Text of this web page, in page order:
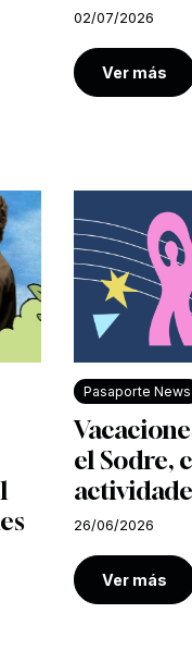
02/07/2026
Ver más
Pasaporte News
el Sodre,
26/06/2026
Ver más